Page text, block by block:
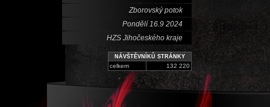
Zborovský potok
Pondělí 16.9 2024
HZS Jihočeského kraje
NÁVŠTĚVNÍKŮ STRÁNKY
celkem 132 220